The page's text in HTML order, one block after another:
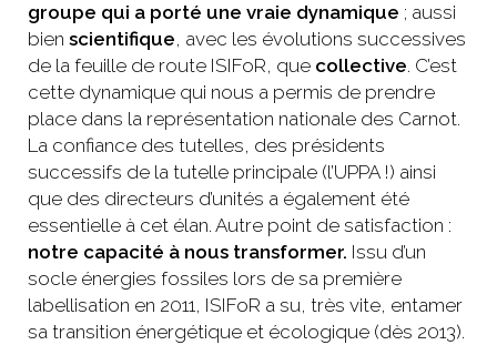
groupe qui a porté une vraie dynamique ; aussi
bien scientifique, avec les évolutions successives
de la feuille de route ISIFoR, que collective. C’est
cette dynamique qui nous a permis de prendre
place dans la représentation nationale des Carnot.
La confiance des tutelles, des présidents
successifs de la tutelle principale (l’UPPA !) ainsi
que des directeurs d’unités a également été
essentielle à cet élan. Autre point de satisfaction :
notre capacité à nous transformer. Issu d’un
socle énergies fossiles lors de sa première
labellisation en 2011, ISIFoR a su, très vite, entamer
sa transition énergétique et écologique (dès 2013).